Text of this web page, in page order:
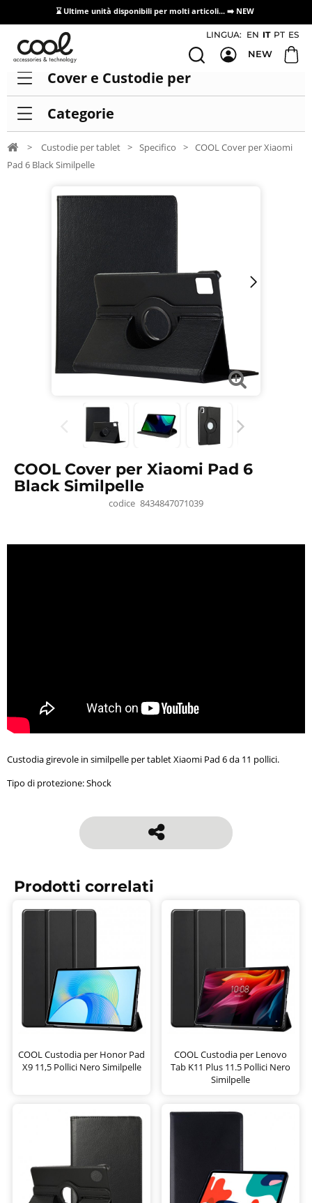
⌛ Ultime unità disponibili per molti articoli... ➡️ NEW
Accesso/registrazione distributori
LINGUA: EN IT PT ES
NEW
Cover e Custodie per
Categorie
> Custodie per tablet > Specifico > COOL Cover per Xiaomi
Pad 6 Black Similpelle
COOL Cover per Xiaomi Pad 6
Black Similpelle
codice 8434847071039
Custodia girevole in similpelle per tablet Xiaomi Pad 6 da 11 pollici.
Tipo di protezione: Shock
Prodotti correlati
COOL Custodia per Honor Pad
X9 11,5 Pollici Nero Similpelle
COOL Custodia per Lenovo
Tab K11 Plus 11.5 Pollici Nero
Similpelle